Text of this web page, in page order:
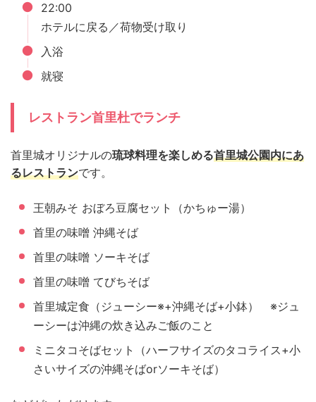
22:00
ホテルに戻る／荷物受け取り
入浴
就寝
レストラン首里杜でランチ
首里城オリジナルの琉球料理を楽しめる首里城公園内にあ
るレストランです。
王朝みそ おぼろ豆腐セット（かちゅー湯）
首里の味噌 沖縄そば
首里の味噌 ソーキそば
首里の味噌 てびちそば
首里城定食（ジューシー※+沖縄そば+小鉢） ※ジュ
ーシーは沖縄の炊き込みご飯のこと
ミニタコそばセット（ハーフサイズのタコライス+小
さいサイズの沖縄そばorソーキそば）